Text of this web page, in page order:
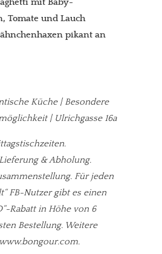
mit Baby-
Tomate und Lauch
pikant an
Küche | Besondere
| Ulrichgasse 16a
& Abholung.
Für jeden
FB-Nutzer gibt es einen
Rabatt in Höhe von 6
Bestellung. Weitere